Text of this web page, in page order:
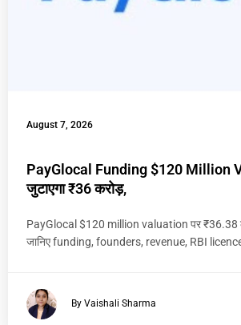
August 7, 2026
PayGlocal Funding $120 Million
जुटाएगा ₹36 करोड़,
PayGlocal $120 million valuation पर ₹36.38
जानिए funding, founders, revenue, RBI
By Vaishali Sharma